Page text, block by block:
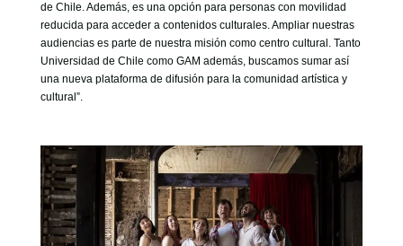
de Chile. Además, es una opción para personas con movilidad
reducida para acceder a contenidos culturales. Ampliar nuestras
audiencias es parte de nuestra misión como centro cultural. Tanto
Universidad de Chile como GAM además, buscamos sumar así
una nueva plataforma de difusión para la comunidad artística y
cultural”.